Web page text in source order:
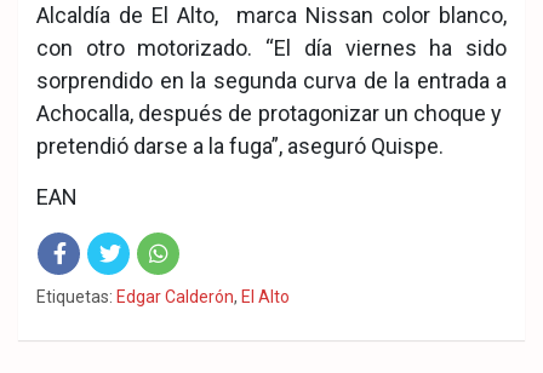
Alcaldía de El Alto, marca Nissan color blanco,
con otro motorizado. “El día viernes ha sido
sorprendido en la segunda curva de la entrada a
Achocalla, después de protagonizar un choque y
pretendió darse a la fuga”, aseguró Quispe.
EAN
Fac
eb
Twit
ter
Wha
tsA
Etiquetas: Edgar Calderón, El Alto